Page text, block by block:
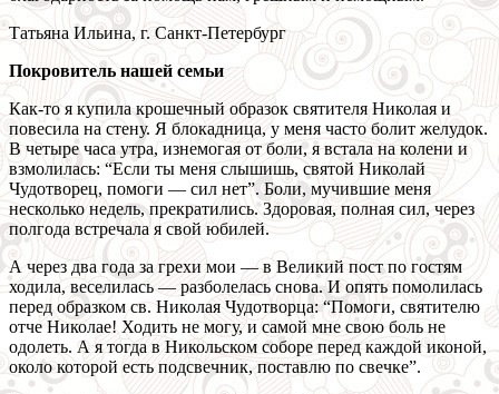
Татьяна Ильина, г. Санкт-Петербург
Покровитель нашей семьи
Как-то я купила крошечный образок святителя Николая и
повесила на стену. Я блокадница, у меня часто болит желудок.
В четыре часа утра, изнемогая от боли, я встала на колени и
взмолилась: “Если ты меня слышишь, святой Николай
Чудотворец, помоги — сил нет”. Боли, мучившие меня
несколько недель, прекратились. Здоровая, полная сил, через
полгода встречала я свой юбилей.
А через два года за грехи мои — в Великий пост по гостям
ходила, веселилась — разболелась снова. И опять помолилась
перед образком св. Николая Чудотворца: “Помоги, святителю
отче Николае! Ходить не могу, и самой мне свою боль не
одолеть. А я тогда в Никольском соборе перед каждой иконой,
около которой есть подсвечник, поставлю по свечке”.